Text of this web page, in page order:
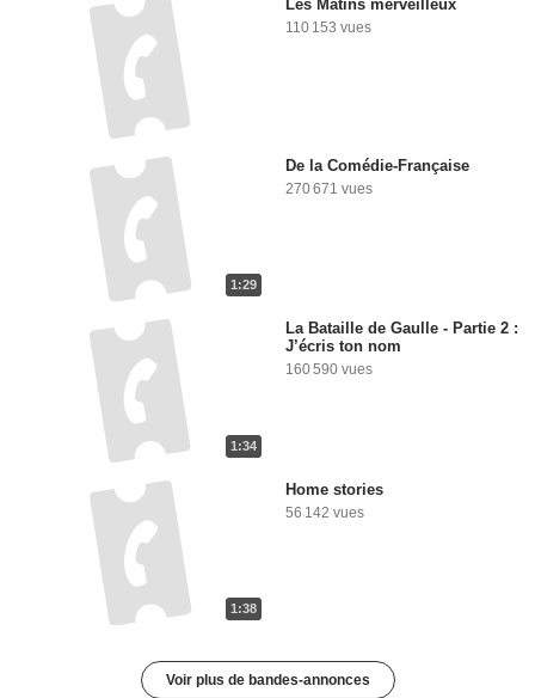
Les Matins merveilleux
110 153 vues
1:29
De la Comédie-Française
270 671 vues
1:34
La Bataille de Gaulle - Partie 2 :
J’écris ton nom
160 590 vues
1:38
Home stories
56 142 vues
Voir plus de bandes-annonces